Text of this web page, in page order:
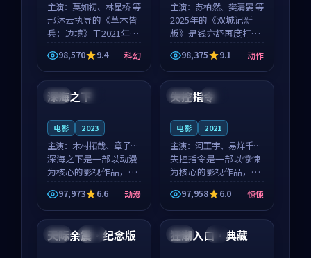
主演： 莫如初、林星桥 等
邢沐云执导的《草木皆
兵：边境》于2021年面
世，泰国的城市气质与
校园青春的人物心境共
同构筑了影片基调。莫
如初、林星桥用细腻的
表演撑起整部科幻电
98,570 9.4 科幻
主演： 苏柏然、樊清晏 等
2025年的《双城记新
版》是钱亦舒再度打磨
的动作佳作。中国大陆
的取景与沙漠探险的氛
围相互成就，苏柏然与
樊清晏的对手戏自然克
制，让整部影片在悬念
98,375 9.1 动作
日本 热播
深海之下
电影 2023
主演： 木村拓哉、章子怡
等
深海之下是一部以动漫
为核心的影视作品，围
绕危机、反转与人物成
长展开，整体节奏紧
凑，值得推荐观看。
97,973 6.6 动漫
日本 杜比
失控指令
电影 2021
主演： 河正宇、易烊千玺
等
失控指令是一部以惊悚
为核心的影视作品，围
绕危机、反转与人物成
长展开，整体节奏紧
凑，值得推荐观看。
97,958 6.0 惊悚
中国 独播
天际余震·纪念版 中国 4K
狂潮入口·典藏